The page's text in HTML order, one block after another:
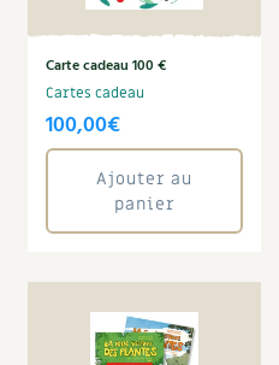
Carte cadeau 100 €
Cartes cadeau
100,00€
Ajouter au
panier